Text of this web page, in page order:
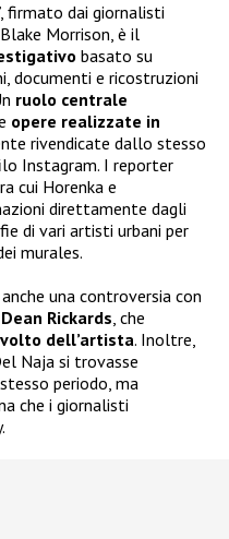
, firmato dai giornalisti
Morrison, è il
basato su
documenti e ricostruzioni
ruolo centrale
opere realizzate in
rivendicate dallo stesso
Instagram. I reporter
cui Horenka e
direttamente dagli
di vari artisti urbani per
murales.
una controversia con
Rickards, che
dell’artista. Inoltre,
Naja si trovasse
periodo, ma
che i giornalisti